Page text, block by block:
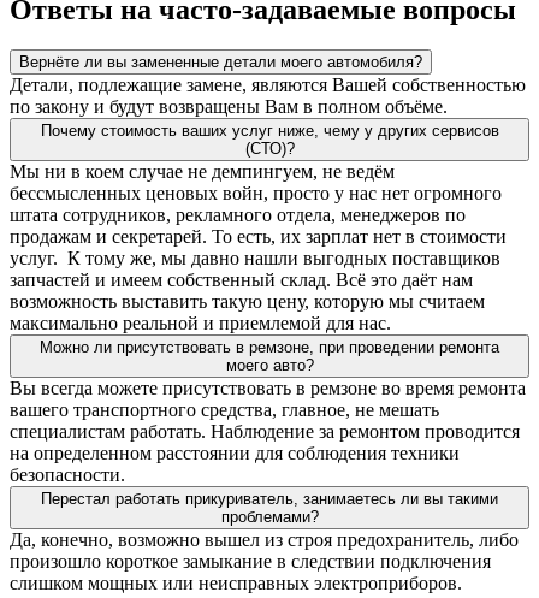
Ответы на часто-задаваемые вопросы
Вернёте ли вы замененные детали моего автомобиля?
Детали, подлежащие замене, являются Вашей собственностью
по закону и будут возвращены Вам в полном объёме.
Почему стоимость ваших услуг ниже, чему у других сервисов
(СТО)?
Мы ни в коем случае не демпингуем, не ведём
бессмысленных ценовых войн, просто у нас нет огромного
штата сотрудников, рекламного отдела, менеджеров по
продажам и секретарей. То есть, их зарплат нет в стоимости
услуг. К тому же, мы давно нашли выгодных поставщиков
запчастей и имеем собственный склад. Всё это даёт нам
возможность выставить такую цену, которую мы считаем
максимально реальной и приемлемой для нас.
Можно ли присутствовать в ремзоне, при проведении ремонта
моего авто?
Вы всегда можете присутствовать в ремзоне во время ремонта
вашего транспортного средства, главное, не мешать
специалистам работать. Наблюдение за ремонтом проводится
на определенном расстоянии для соблюдения техники
безопасности.
Перестал работать прикуриватель, занимаетесь ли вы такими
проблемами?
Да, конечно, возможно вышел из строя предохранитель, либо
произошло короткое замыкание в следствии подключения
слишком мощных или неисправных электроприборов.